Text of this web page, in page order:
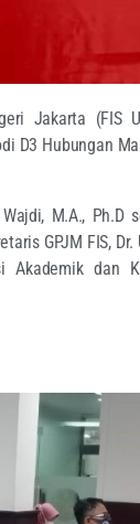
Jakarta (FIS
D3 Hubungan
M.A., Ph.D
GPJM FIS,
dan